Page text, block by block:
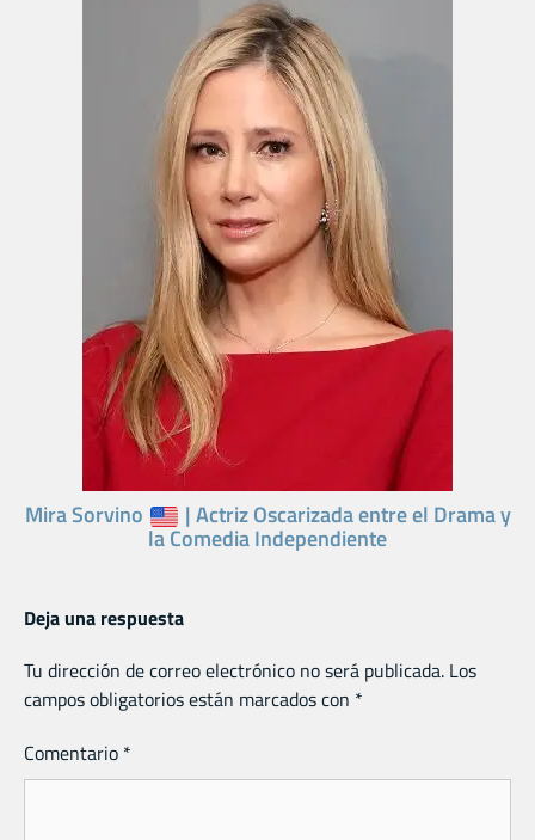
Mira Sorvino | Actriz Oscarizada entre el Drama y
la Comedia Independiente
Deja una respuesta
Tu dirección de correo electrónico no será publicada. Los
campos obligatorios están marcados con *
Comentario *